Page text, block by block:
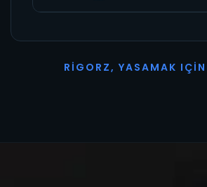
R I G O R Z, YASAMAK I ÇI N